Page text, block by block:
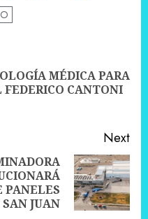
MÉDICA PARA
CANTONI
Next
PANELES
JUAN